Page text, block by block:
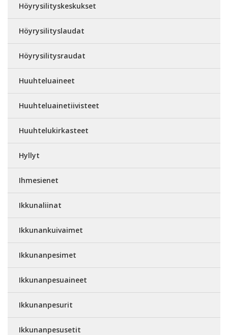
Höyrysilityskeskukset
Höyrysilityslaudat
Höyrysilitysraudat
Huuhteluaineet
Huuhteluainetiivisteet
Huuhtelukirkasteet
Hyllyt
Ihmesienet
Ikkunaliinat
Ikkunankuivaimet
Ikkunanpesimet
Ikkunanpesuaineet
Ikkunanpesurit
Ikkunanpesusetit